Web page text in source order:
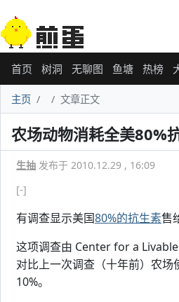
首页 树洞 无聊图 鱼塘 热榜
主页 文章正文
农场动物消耗全美80%
生抽 发布于 2010.12.29 , 16:09
[-]
有调查显示美国80%的抗生素售
这项调查由 Center for a
对比上一次调查（十年前）农场
10%。